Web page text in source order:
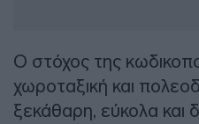
Ο στόχος της
χωροταξική και
ξεκάθαρη, εύκολα